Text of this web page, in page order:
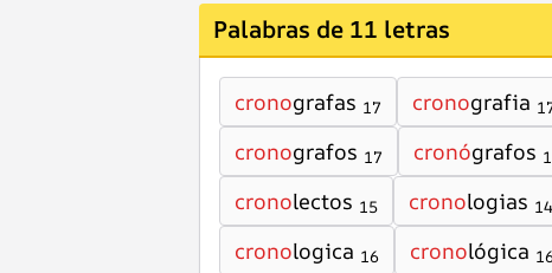
Palabras de 11 letras
cronografas 17 cronografia
cronografos 17 cronógrafos
cronolectos 15 cronologias 14
cronologica 16 cronológica